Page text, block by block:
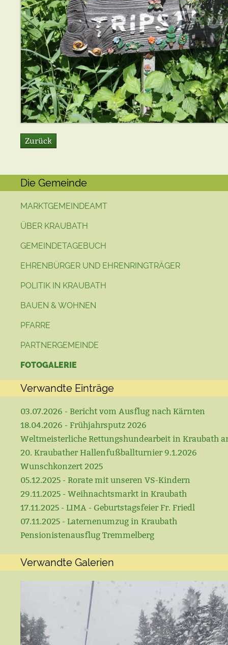
Zurück
Die Gemeinde
MARKTGEMEINDEAMT
ÜBER KRAUBATH
GEMEINDETAGEBUCH
EHRENBÜRGER UND EHRENRINGTRÄGER
POLITIK IN KRAUBATH
BAUEN & WOHNEN
PFARRE
PARTNERGEMEINDE
FOTOGALERIE
Verwandte Einträge
03.07.2026 - Bericht vom Ausflug nach Kärnten
18.04.2026 - Frühjahrsputz 2026
Weltmeisterliche Rettungshundearbeit in Kraubath
20. Kraubather Hallenfußballturnier 9.1.2026
Wunschkonzert 2025
05.12.2025 - Rorate mit unseren VS-Kindern
29.11.2025 - Weihnachtsmarkt in Kraubath
17.11.2025 - LIMA - Geburtstagsfeier Fr. Friedl
07.11.2025 - Laternenumzug in Kraubath
Pensionistenausflug Tremmelberg
Verwandte Galerien